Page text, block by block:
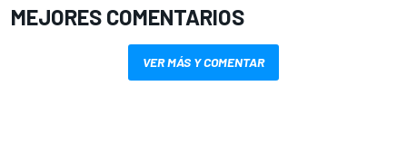
MEJORES COMENTARIOS
VER MÁS Y COMENTAR